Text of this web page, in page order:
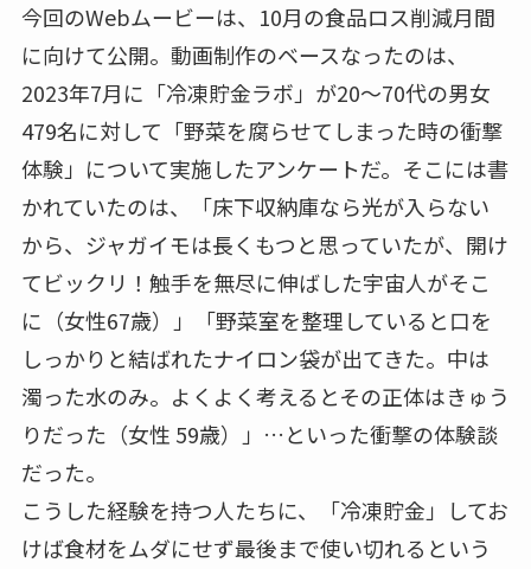
今回のWebムービーは、10月の食品ロス削減月間
に向けて公開。動画制作のベースなったのは、
2023年7月に「冷凍貯金ラボ」が20～70代の男女
479名に対して「野菜を腐らせてしまった時の衝撃
体験」について実施したアンケートだ。そこには書
かれていたのは、「床下収納庫なら光が入らない
から、ジャガイモは長くもつと思っていたが、開け
てビックリ！触手を無尽に伸ばした宇宙人がそこ
に（女性67歳）」「野菜室を整理していると口を
しっかりと結ばれたナイロン袋が出てきた。中は
濁った水のみ。よくよく考えるとその正体はきゅう
りだった（女性 59歳）」…といった衝撃の体験談
だった。
こうした経験を持つ人たちに、「冷凍貯金」してお
けば食材をムダにせず最後まで使い切れるという